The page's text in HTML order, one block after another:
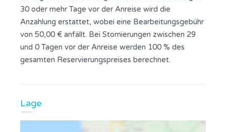
30 oder mehr Tage vor der Anreise wird die
Anzahlung erstattet, wobei eine Bearbeitungsgebühr
von 50,00 € anfällt. Bei Stornierungen zwischen 29
und 0 Tagen vor der Anreise werden 100 % des
gesamten Reservierungspreises berechnet.
Lage